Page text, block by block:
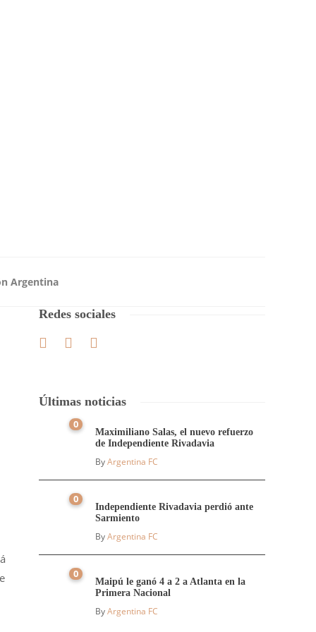
Argentina
Redes sociales
Últimas noticias
0
Maximiliano Salas, el nuevo refuerzo
de Independiente Rivadavia
ByArgentina FC
0
Independiente Rivadavia perdió ante
Sarmiento
ByArgentina FC
0
Maipú le ganó 4 a 2 a Atlanta en la
Primera Nacional
ByArgentina FC